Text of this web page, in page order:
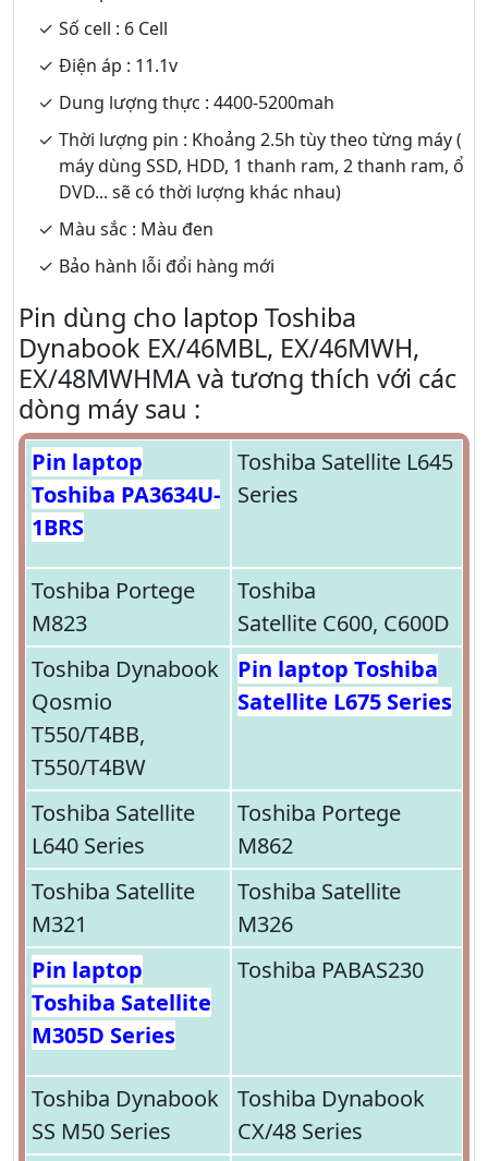
Số cell : 6 Cell
Điện áp : 11.1v
Dung lượng thực : 4400-5200mah
Thời lượng pin : Khoảng 2.5h tùy theo từng máy (
máy dùng SSD, HDD, 1 thanh ram, 2 thanh ram, ổ
DVD... sẽ có thời lượng khác nhau)
Màu sắc : Màu đen
Bảo hành lỗi đổi hàng mới
Pin dùng cho laptop Toshiba
Dynabook EX/46MBL, EX/46MWH,
EX/48MWHMA và tương thích với các
dòng máy sau :
Pin laptop
Toshiba PA3634U-
1BRS
Toshiba Satellite L645
Series
Toshiba Portege
M823
Toshiba
Satellite C600, C600D
Toshiba Dynabook
Qosmio
T550/T4BB,
T550/T4BW
Pin laptop Toshiba
Satellite L675 Series
Toshiba Satellite
L640 Series
Toshiba Portege
M862
Toshiba Satellite
M321
Toshiba Satellite
M326
Pin laptop
Toshiba Satellite
M305D Series
Toshiba PABAS230
Toshiba Dynabook
SS M50 Series
Toshiba Dynabook
CX/48 Series